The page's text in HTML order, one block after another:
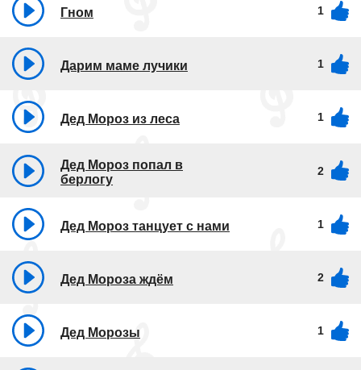
Гном 1
Дарим маме лучики 1
Дед Мороз из леса 1
Дед Мороз попал в
берлогу
2
Дед Мороз танцует с нами 1
Дед Мороза ждём 2
Дед Морозы 1